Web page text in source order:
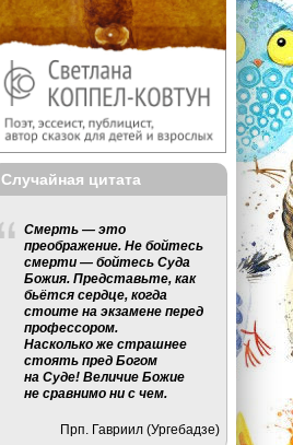
Случайная цитата
Смерть — это
преображение. Не бойтесь
смерти — бойтесь Суда
Божия. Представьте, как
бьётся сердце, когда
стоите на экзамене перед
профессором.
Насколько же страшнее
стоять пред Богом
на Суде! Величие Божие
не сравнимо ни с чем.
Прп. Гавриил (Ургебадзе)